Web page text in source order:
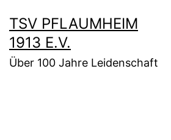
Inhalt
springen
TSV PFLAUMHEIM
1913 E.V.
Über 100 Jahre Leidenschaft